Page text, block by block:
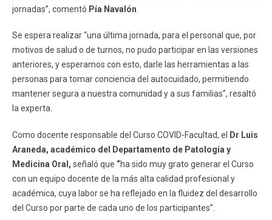
jornadas”, comentó Pía Navalón
Se espera realizar “una última jornada, para el personal que, por
motivos de salud o de turnos, no pudo participar en las versiones
anteriores, y esperamos con esto, darle las herramientas a las
personas para tomar conciencia del autocuidado, permitiendo
mantener segura a nuestra comunidad y a sus familias”, resaltó
la experta.
Como docente responsable del Curso COVID-Facultad, el
Dr Luis
Araneda, académico del Departamento de Patología y
Medicina Oral, señaló que “ha sido muy grato generar el Curso
con un equipo docente de la más alta calidad profesional y
académica, cuya labor se ha reflejado en la fluidez del desarrollo
del Curso por parte de cada uno de los participantes”.